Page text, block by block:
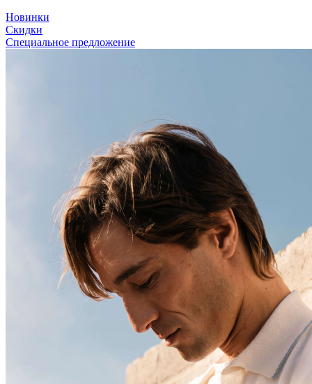
Новинки
Скидки
Специальное предложение